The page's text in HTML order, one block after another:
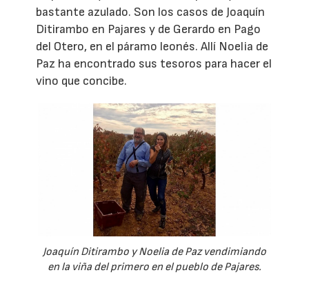
bastante azulado. Son los casos de Joaquín
Ditirambo en Pajares y de Gerardo en Pago
del Otero, en el páramo leonés. Allí Noelia de
Paz ha encontrado sus tesoros para hacer el
vino que concibe.
Joaquín Ditirambo y Noelia de Paz vendimiando
en la viña del primero en el pueblo de Pajares.